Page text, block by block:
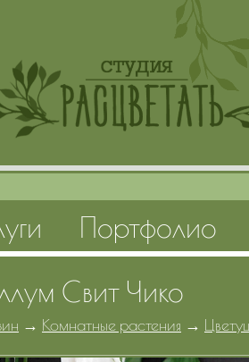
Свит Чико
→ Комнатные растения →
Портфолио